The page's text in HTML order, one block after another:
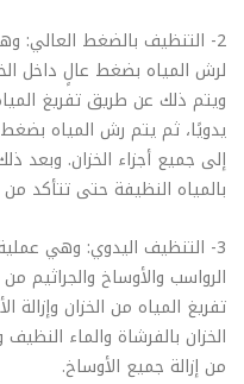
2- التنظيف بالضغط
لرش المياه بضغط عالٍ داخل
ويتم ذلك عن طريق تفريغ
يدويًا، ثم يتم رش المياه
إلى جميع أجزاء الخزان. وبعد
بالمياه النظيفة حتى تتأكد من
3- التنظيف اليدوي: وهي
الرواسب والأوساخ والجراثيم
تفريغ المياه من الخزان وإزالة
الخزان بالفرشاة والماء
من إزالة جميع الأوساخ.